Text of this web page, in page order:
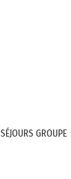
SÉJOURS GROUPE